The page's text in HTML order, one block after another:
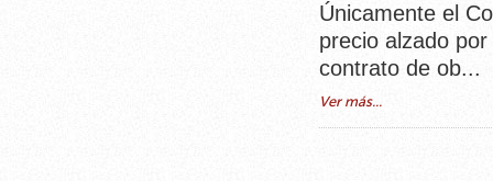
Únicamente el
precio alzado
contrato de ob...
Ver más...